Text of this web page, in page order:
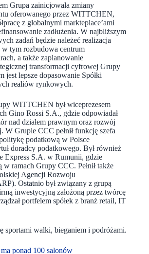
Grupa zainicjowała zmiany
oferowanego przez WITTCHEN,
z globalnymi markteplace’ami
zadłużenia. W najbliższym
zadań będzie należeć realizacja
tym rozbudowa centrum
a także zaplanowanie
transformacji cyfrowej Grupy
lepsze dopasowanie Spółki
realiów rynkowych.
WITTCHEN był wiceprezesem
Gino Rossi S.A., gdzie odpowiadał
nad działem prawnym oraz rozwój
W Grupie CCC pełnił funkcję szefa
podatkową w Polsce
doradcy podatkowego. Był również
Express S.A. w Rumunii, gdzie
w ramach Grupy CCC. Pełnił także
Agencji Rozwoju
Ostatnio był związany z grupą
inwestycyjną założoną przez twórcę
portfelem spółek z branż retail, IT
sportami walki, bieganiem i podróżami.
ponad 100 salonów